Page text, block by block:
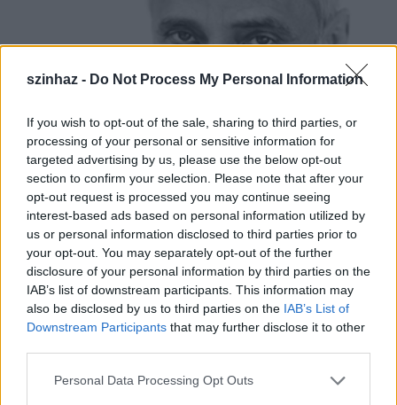
szinhaz - Do Not Process My Personal Information
If you wish to opt-out of the sale, sharing to third parties, or
processing of your personal or sensitive information for
targeted advertising by us, please use the below opt-out
section to confirm your selection. Please note that after your
opt-out request is processed you may continue seeing
interest-based ads based on personal information utilized by
us or personal information disclosed to third parties prior to
your opt-out. You may separately opt-out of the further
disclosure of your personal information by third parties on the
IAB’s list of downstream participants. This information may
also be disclosed by us to third parties on the IAB’s List of
Downstream Participants that may further disclose it to other
Please note that this website/app uses one or more Google
Personal Data Processing Opt Outs